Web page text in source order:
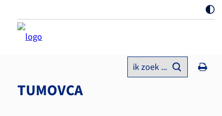
ik zoek ...
TUMOVCA